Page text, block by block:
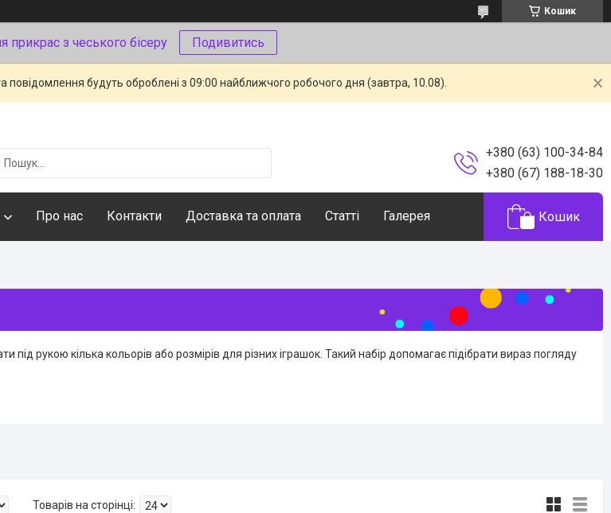
Кошик
прикрас з чеського бісеру Подивитись
повідомлення будуть оброблені з 09:00 найближчого робочого дня (завтра, 10.08).
+380 (63) 100-34-84
+380 (67) 188-18-30
Про нас Контакти Доставка та оплата Статті Галерея Кошик
під рукою кілька кольорів або розмірів для різних іграшок. Такий набір допомагає підібрати вираз погляду